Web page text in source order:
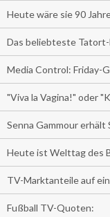
Heute wäre sie 90
Das beliebteste
Media Control: Friday-
"Viva la Vagina!" oder
Senna Gammour
Heute ist Welttag des
TV-Marktanteile auf
Fußball TV-Quoten: